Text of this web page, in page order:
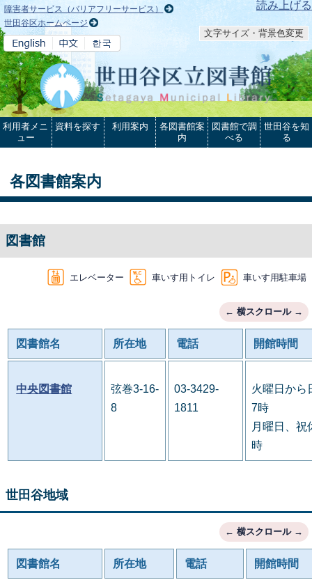
本文へ 読み上げる
障害者サービス（バリアフリーサービス）
世田谷区ホームページ
文字サイズ・背景色変更
利用者メニ
ュー
資料を探す 利用案内
各図書館案
内
図書館で調
べる
世田谷を知
る
各図書館案内
図書館
エレベーター 車いす用トイレ 車いす用駐車場
図書館名 所在地 電話 開館時間
中央図書館
弦巻3-16-
8
03-3429-
1811
火曜日から
7時
月曜日、祝
時
世田谷地域
図書館名 所在地 電話 開館時間